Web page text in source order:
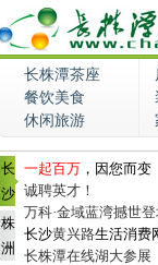
长株潭茶座
餐饮美食
休闲旅游
长
沙
株
洲
一起百万 ，因您而变
诚聘英才！
万科·金域蓝湾撼世登
长沙黄兴路生活消费
长株潭在线湖大参展